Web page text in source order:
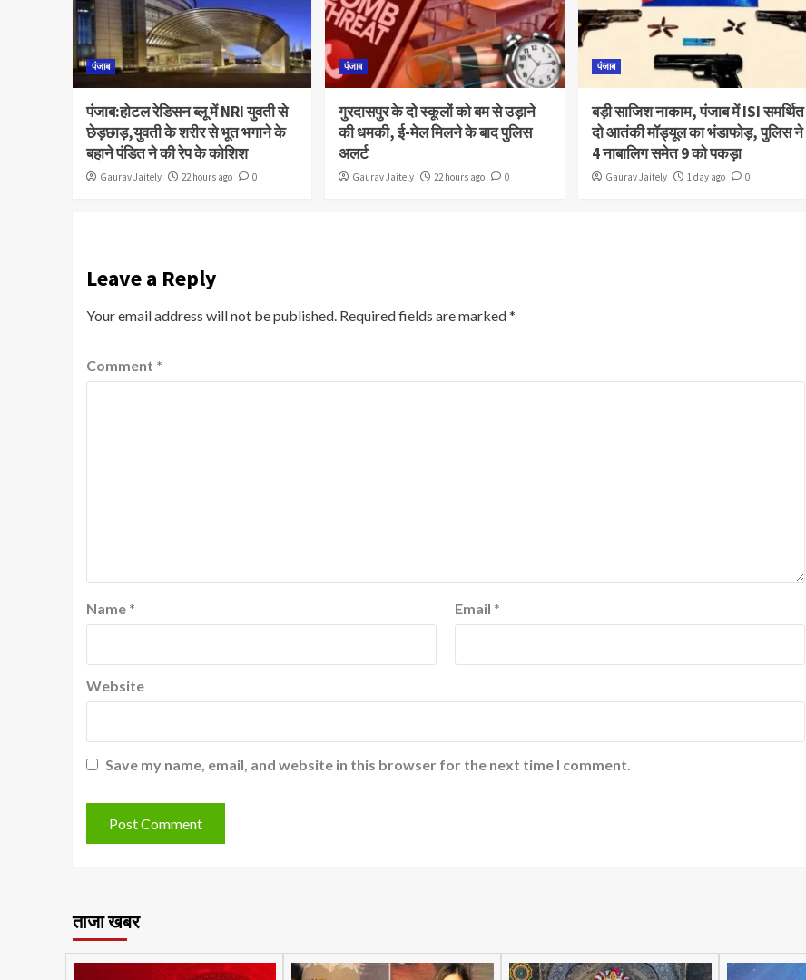
पंजाब
पंजाब:होटल रेडिसन ब्लू में NRI युवती से
छेड़छाड़,युवती के शरीर से भूत भगाने के
बहाने पंडित ने की रेप के कोशिश
Gaurav Jaitely 22 hours ago 0
पंजाब
गुरदासपुर के दो स्कूलों को बम से उड़ाने
की धमकी, ई-मेल मिलने के बाद पुलिस
अलर्ट
Gaurav Jaitely 22 hours ago 0
पंजाब
बड़ी साजिश नाकाम, पंजाब में ISI समर्थित
दो आतंकी मॉड्यूल का भंडाफोड़, पुलिस ने
4 नाबालिग समेत 9 को पकड़ा
Gaurav Jaitely 1 day ago 0
Leave a Reply
Your email address will not be published. Required fields are marked*
Comment *
Name * Email *
Website
Save my name, email, and website in this browser for the next time I comment.
ताजा खबर